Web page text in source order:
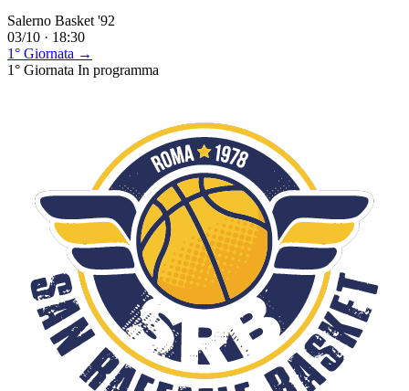
Salerno Basket '92
03/10 · 18:30
1° Giornata →
1° Giornata In programma